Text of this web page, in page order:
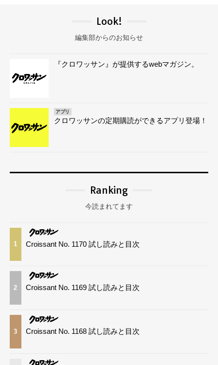
Look!
編集部からのお知らせ
『クロワッサン』が提供するwebマガジン。
アプリ
クロワッサンの定期購読ができるアプリ登場！
Ranking
今読まれてます
1 Croissant No. 1170 試し読みと目次
2 Croissant No. 1169 試し読みと目次
3 Croissant No. 1168 試し読みと目次